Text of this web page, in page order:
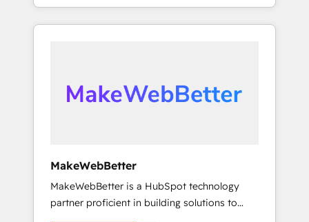
the revenue maturity model - delivering the
right improvements at the right time so
With 2,750+ HubSpot projects delivered and
370+ specialists across EMEA, APAC and NAM,
automation, we turn complexity into clarity,
human at global scale. 🏆 HubSpot’s CEO
MakeWebBetter
MakeWebBetter is a HubSpot technology
partner proficient in building solutions to
maximize the operational efficiency of